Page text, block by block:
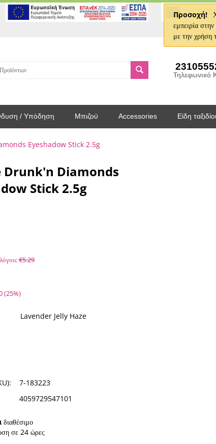
Προσοχή!
εμπειρία
με την
Τηλεφωνικό
/ Υπόδηση Μπιζού Accessories Είδη
Eyeshadow Stick 2.5g
Drunk'n Diamonds
Stick 2.5g
€5.29
(25%)
Lavender Jelly Haze
7-183223
4059729547101
διαθέσιμο
σε 24 ώρες